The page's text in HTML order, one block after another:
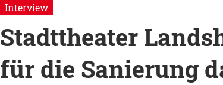
Interview
Stadttheater
für die Sanierung